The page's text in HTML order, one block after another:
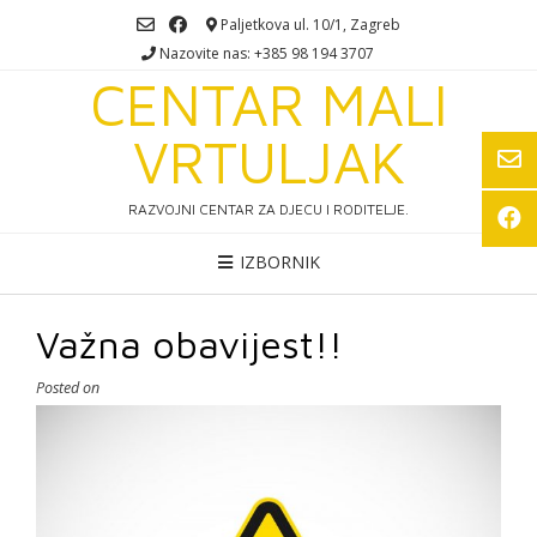
Paljetkova ul. 10/1, Zagreb
Nazovite nas: +385 98 194 3707
CENTAR MALI
VRTULJAK
RAZVOJNI CENTAR ZA DJECU I RODITELJE.
IZBORNIK
Važna obavijest!!
Posted on